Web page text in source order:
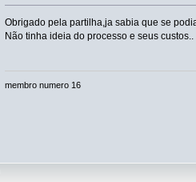
Obrigado pela partilha,ja sabia que se
Não tinha ideia do processo e seus custos..
membro numero 16